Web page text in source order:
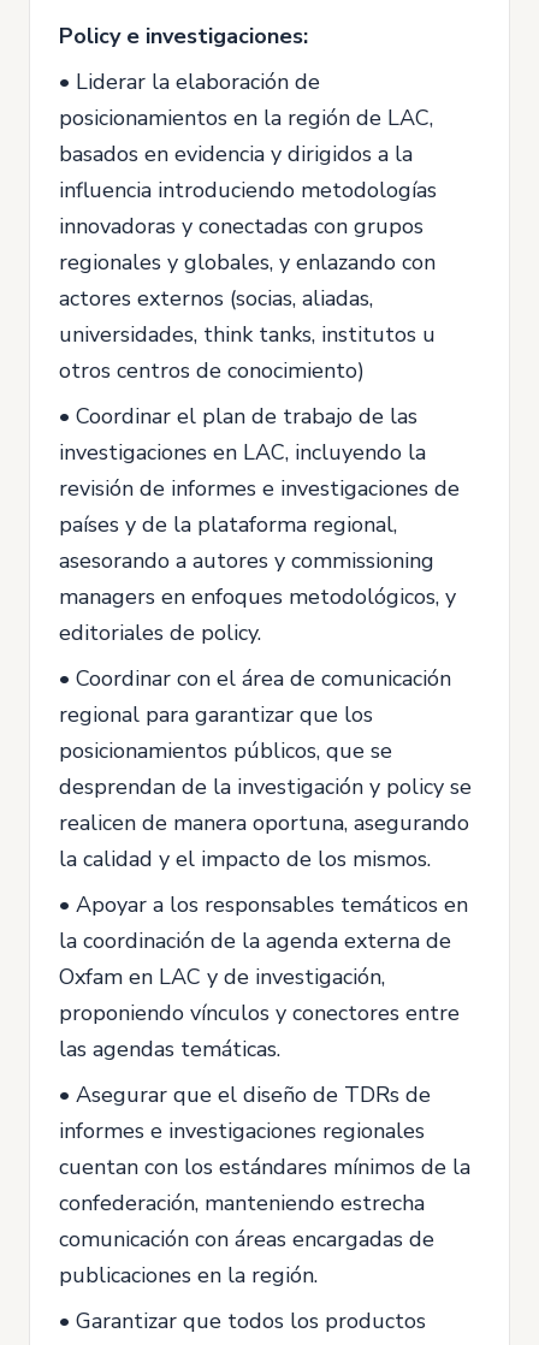
Policy e investigaciones:
• Liderar la elaboración de
posicionamientos en la región de LAC,
basados en evidencia y dirigidos a la
influencia introduciendo metodologías
innovadoras y conectadas con grupos
regionales y globales, y enlazando con
actores externos (socias, aliadas,
universidades, think tanks, institutos u
otros centros de conocimiento)
• Coordinar el plan de trabajo de las
investigaciones en LAC, incluyendo la
revisión de informes e investigaciones de
países y de la plataforma regional,
asesorando a autores y commissioning
managers en enfoques metodológicos, y
editoriales de policy.
• Coordinar con el área de comunicación
regional para garantizar que los
posicionamientos públicos, que se
desprendan de la investigación y policy se
realicen de manera oportuna, asegurando
la calidad y el impacto de los mismos.
• Apoyar a los responsables temáticos en
la coordinación de la agenda externa de
Oxfam en LAC y de investigación,
proponiendo vínculos y conectores entre
las agendas temáticas.
• Asegurar que el diseño de TDRs de
informes e investigaciones regionales
cuentan con los estándares mínimos de la
confederación, manteniendo estrecha
comunicación con áreas encargadas de
publicaciones en la región.
• Garantizar que todos los productos